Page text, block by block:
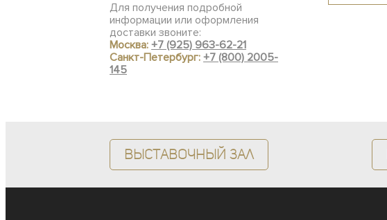
Для получения подробной
информации или оформления
доставки звоните:
Москва: +7 (925) 963-62-21
Санкт-Петербург: +7 (800) 2005-
145
Выставочный зал